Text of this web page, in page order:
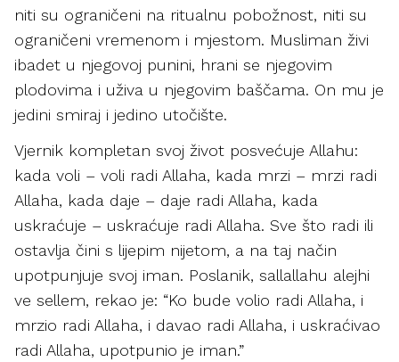
niti su ograničeni na ritualnu pobožnost, niti su
ograničeni vremenom i mjestom. Musliman živi
ibadet u njegovoj punini, hrani se njegovim
plodovima i uživa u njegovim baščama. On mu je
jedini smiraj i jedino utočište.
Vjernik kompletan svoj život posvećuje Allahu:
kada voli – voli radi Allaha, kada mrzi – mrzi radi
Allaha, kada daje – daje radi Allaha, kada
uskraćuje – uskraćuje radi Allaha. Sve što radi ili
ostavlja čini s lijepim nijetom, a na taj način
upotpunjuje svoj iman. Poslanik, sallallahu alejhi
ve sellem, rekao je: “Ko bude volio radi Allaha, i
mrzio radi Allaha, i davao radi Allaha, i uskraćivao
radi Allaha, upotpunio je iman.”